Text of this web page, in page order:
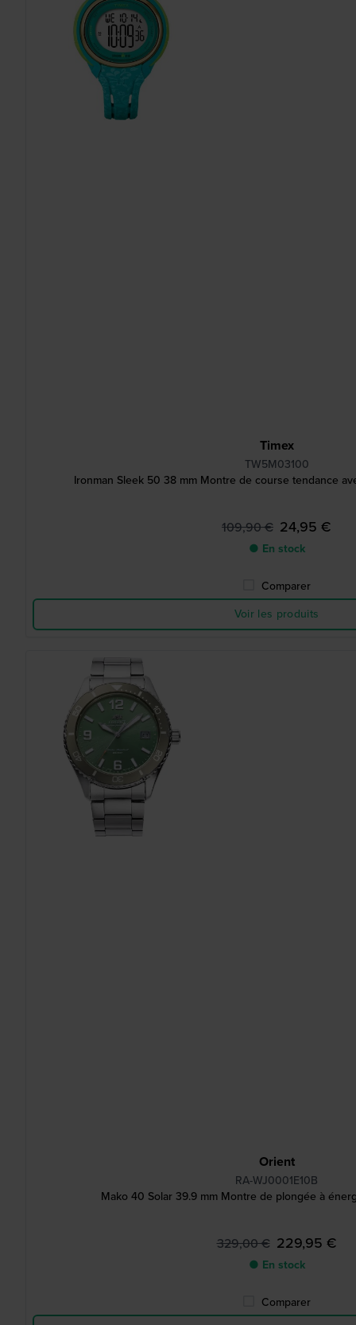
Timex
TW5M03100
Ironman Sleek 50 38 mm Montre de course tendance
109,90 € 24,95 €
● En stock
Comparer
Voir les produits
Orient
RA-WJ0001E10B
Mako 40 Solar 39.9 mm Montre de plongée à
329,00 € 229,95 €
● En stock
Comparer